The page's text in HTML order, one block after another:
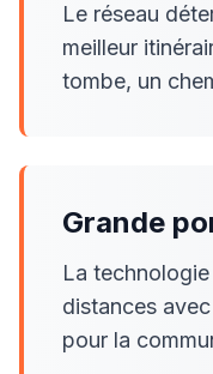
Le réseau
meilleur
tombe, un
Grande
La
distances
pour la